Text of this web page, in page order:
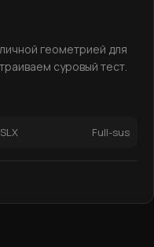
геометрией для
суровый тест.
Full-sus